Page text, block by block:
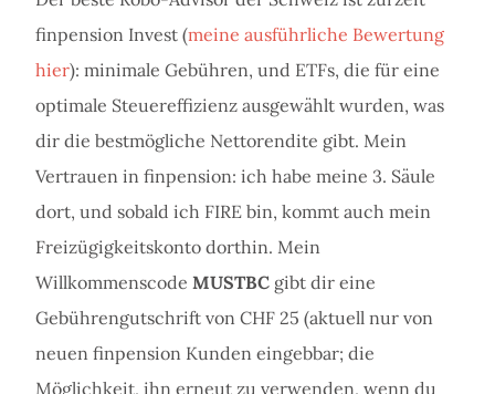
finpension Invest (meine ausführliche Bewertung
hier): minimale Gebühren, und ETFs, die für eine
optimale Steuereffizienz ausgewählt wurden, was
dir die bestmögliche Nettorendite gibt. Mein
Vertrauen in finpension: ich habe meine 3. Säule
dort, und sobald ich FIRE bin, kommt auch mein
Freizügigkeitskonto dorthin. Mein
Willkommenscode MUSTBC gibt dir eine
Gebührengutschrift von CHF 25 (aktuell nur von
neuen finpension Kunden eingebbar; die
Möglichkeit, ihn erneut zu verwenden, wenn du